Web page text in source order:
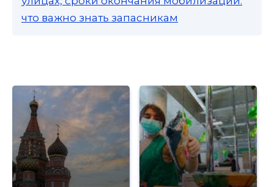
что важно знать запасникам